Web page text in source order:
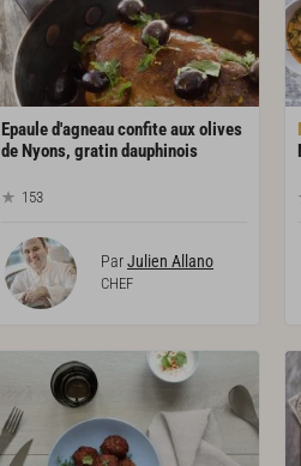
Epaule d'agneau confite aux olives
de Nyons, gratin dauphinois
153
ParJulien Allano
CHEF